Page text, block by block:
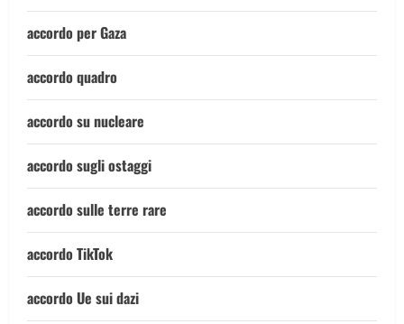
accordo per Gaza
accordo quadro
accordo su nucleare
accordo sugli ostaggi
accordo sulle terre rare
accordo TikTok
accordo Ue sui dazi